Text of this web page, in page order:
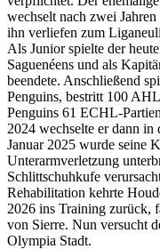
wechselt nach zwei
ihn verliefen zum
Als Junior spielte der
Saguenéens und als
beendete. Anschließend
Penguins, bestritt 100
Penguins 61 ECHL-
2024 wechselte er dann
Januar 2025 wurde seine
Unterarmverletzung
Schlittschuhkufe
Rehabilitation kehrte
2026 ins Training zurück,
von Sierre. Nun versucht
Olympia Stadt.